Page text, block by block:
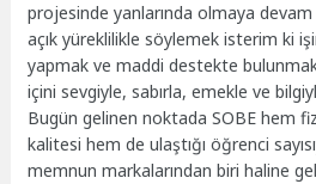
projesinde yanlarında olmaya
açık yüreklilikle söylemek isterim ki
yapmak ve maddi destekte
içini sevgiyle, sabırla, emekle ve
Bugün gelinen noktada SOBE hem
kalitesi hem de ulaştığı öğrenci
memnun markalarından biri haline